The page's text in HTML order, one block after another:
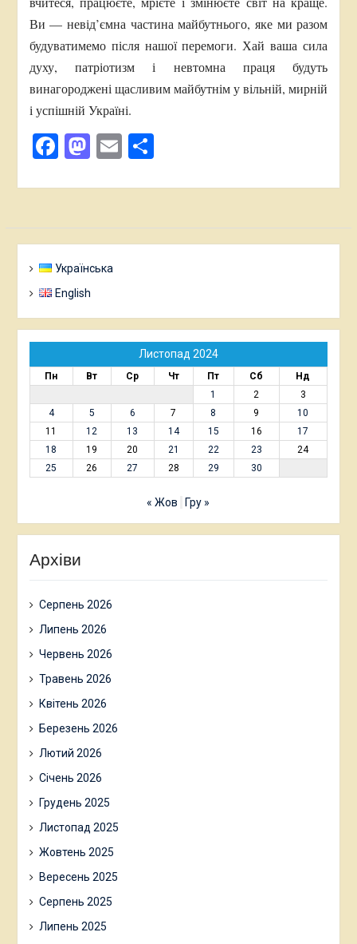
Ви — невід’ємна частина майбутнього, яке ми разом
будуватимемо після нашої перемоги. Хай ваша сила
духу, патріотизм і невтомна праця будуть
винагороджені щасливим майбутнім у вільній, мирній
і успішній Україні.
Facebook
Mastodon
EmailПоділитися
Українська
English
Листопад 2024
Пн Вт Ср Чт Пт Сб
Нд
1
2
3
4
5 6 7 8 9
10
11
12 13 14 15 16
17
18
19 20 21 22 23
24
25
26 27 28 29 30
« Жов Гру »
Архіви
Серпень 2026
Липень 2026
Червень 2026
Травень 2026
Квітень 2026
Березень 2026
Лютий 2026
Січень 2026
Грудень 2025
Листопад 2025
Жовтень 2025
Вересень 2025
Серпень 2025
Липень 2025